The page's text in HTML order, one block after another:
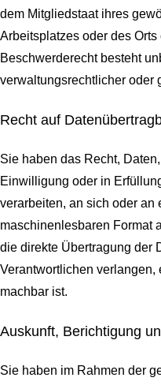
dem Mitgliedstaat ihres
Arbeitsplatzes oder des
Beschwerderecht besteht
verwaltungsrechtlicher oder
Recht auf
Sie haben das Recht,
Einwilligung oder in
verarbeiten, an sich oder an
maschinenlesbaren Format
die direkte Übertragung der
Verantwortlichen verlangen,
machbar ist.
Auskunft, Berichtigung
Sie haben im Rahmen der